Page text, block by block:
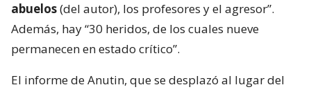
abuelos(del autor), los profesores y el agresor”.
Además, hay “30 heridos, de los cuales nueve
permanecen en estado crítico”.
El informe de Anutin, que se desplazó al lugar del